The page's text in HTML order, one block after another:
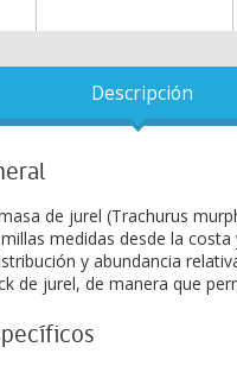
Descripción
de jurel (Trachurus
medidas desde la
y abundancia
de jurel, de manera que